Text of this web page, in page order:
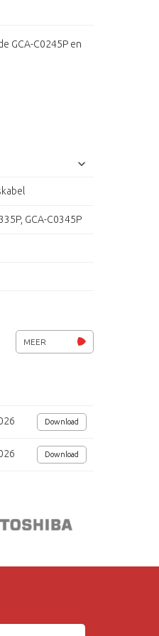
GCA-C0245P en
GCA-C0345P
MEER
Download
Download